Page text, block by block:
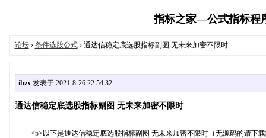
指标之家—公式指标程
论坛› 条件选股公式› 通达信稳定底选股指标副图 无未来加密不限时
ihzx发表于 2021-8-26 22:54:32
通达信稳定底选股指标副图 无未来加密不限时
<p>以下是通达信稳定底选股指标副图 无未来加密不限时（无源码的请下载